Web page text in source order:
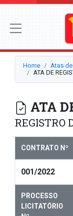
Home
Atas
ATA DE
ATA
REGISTRO
CONTRATO Nº
001/2022
PROCESSO
LICITATÓRIO